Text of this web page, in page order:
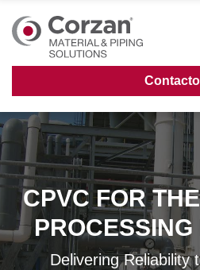
CPVC FOR
Delivering Reliability